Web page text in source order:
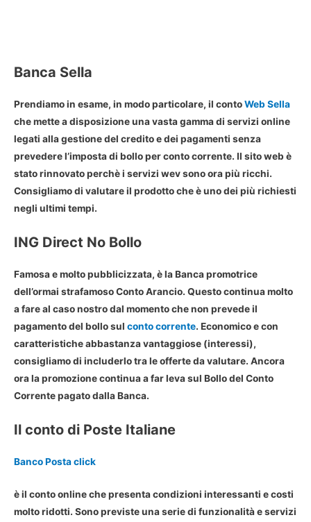
Banca Sella
Prendiamo in esame, in modo particolare, il contoWeb Sella
che mette a disposizione una vasta gamma di servizi online
legati alla gestione del credito e dei pagamenti senza
prevedere l’imposta di bollo per conto corrente. Il sito web è
stato rinnovato perchè i servizi wev sono ora più ricchi.
Consigliamo di valutare il prodotto che è uno dei più richiesti
negli ultimi tempi.
ING Direct No Bollo
Famosa e molto pubblicizzata, è la Banca promotrice
dell’ormai strafamoso Conto Arancio. Questo continua molto
a fare al caso nostro dal momento che non prevede il
pagamento del bollo sul conto corrente. Economico e con
caratteristiche abbastanza vantaggiose (interessi),
consigliamo di includerlo tra le offerte da valutare. Ancora
ora la promozione continua a far leva sul Bollo del Conto
Corrente pagato dalla Banca.
Il conto di Poste Italiane
Banco Posta click
è il conto online che presenta condizioni interessanti e costi
molto ridotti. Sono previste una serie di funzionalità e servizi